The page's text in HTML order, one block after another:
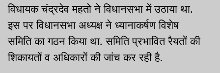
विधायक चंद्रदेव महतो ने विधानसभा में उठाया था.
इस पर विधानसभा अध्यक्ष ने ध्यानाकर्षण विशेष
समिति का गठन किया था. समिति प्रभावित रैयतों की
शिकायतों व अधिकारों की जांच कर रही है.